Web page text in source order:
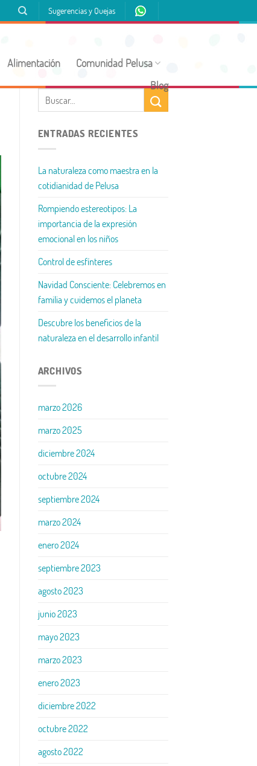
Sugerencias y Quejas
Alimentación
Comunidad Pelusa
Blog
ENTRADAS RECIENTES
La naturaleza como maestra en la
cotidianidad de Pelusa
Rompiendo estereotipos: La
importancia de la expresión
emocional en los niños
Control de esfínteres
Navidad Consciente: Celebremos en
familia y cuidemos el planeta
Descubre los beneficios de la
naturaleza en el desarrollo infantil
ARCHIVOS
marzo 2026
marzo 2025
diciembre 2024
octubre 2024
septiembre 2024
marzo 2024
enero 2024
septiembre 2023
agosto 2023
junio 2023
mayo 2023
marzo 2023
enero 2023
diciembre 2022
octubre 2022
agosto 2022